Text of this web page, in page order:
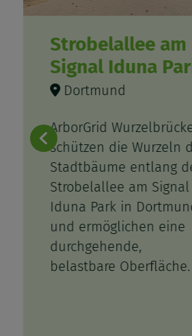
Strobelallee am
Signal Iduna
Dortmund
ArborGrid
schützen die Wurzeln
Stadtbäume entlang
Strobelallee am Signal
Iduna Park in
und ermöglichen eine
durchgehende,
belastbare Oberfläche.